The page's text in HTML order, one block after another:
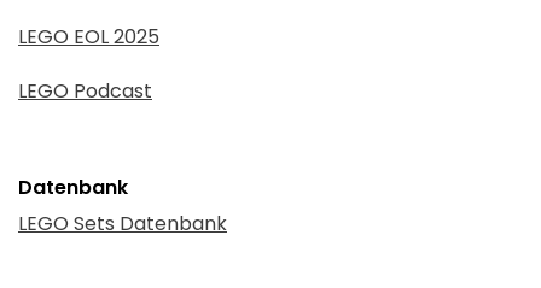
LEGO EOL 2025
LEGO Podcast
Datenbank
LEGO Sets Datenbank